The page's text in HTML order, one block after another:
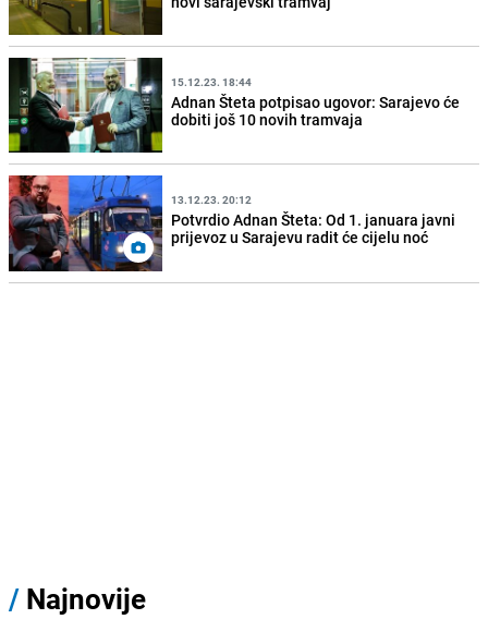
15.12.23. 18:44
Adnan Šteta potpisao ugovor: Sarajevo će
dobiti još 10 novih tramvaja
13.12.23. 20:12
Potvrdio Adnan Šteta: Od 1. januara javni
prijevoz u Sarajevu radit će cijelu noć
/ Najnovije